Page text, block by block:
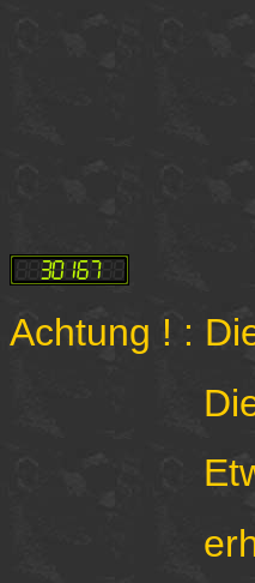
Achtung ! :
Diese
Etwaige